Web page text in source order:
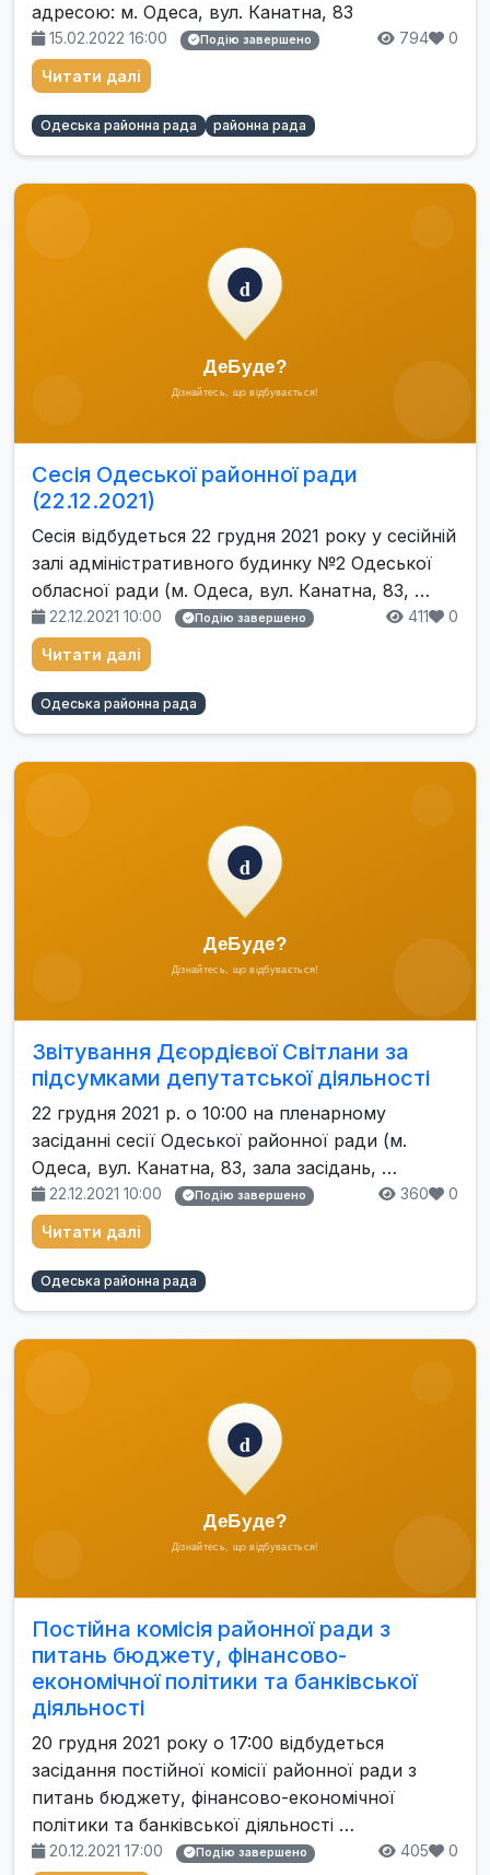
адресою: м. Одеса, вул. Канатна, 83
15.02.2022 16:00 Подію завершено 794 0
Читати далі
Одеська районна рада районна рада
Сесія Одеської районної ради
(22.12.2021)
Сесія відбудеться 22 грудня 2021 року у сесійній
залі адміністративного будинку №2 Одеської
обласної ради (м. Одеса, вул. Канатна, 83, …
22.12.2021 10:00 Подію завершено 411 0
Читати далі
Одеська районна рада
Звітування Дєордієвої Світлани за
підсумками депутатської діяльності
22 грудня 2021 р. о 10:00 на пленарному
засіданні сесії Одеської районної ради (м.
Одеса, вул. Канатна, 83, зала засідань, …
22.12.2021 10:00 Подію завершено 360 0
Читати далі
Одеська районна рада
Постійна комісія районної ради з
питань бюджету, фінансово-
економічної політики та банківської
діяльності
20 грудня 2021 року о 17:00 відбудеться
засідання постійної комісії районної ради з
питань бюджету, фінансово-економічної
політики та банківської діяльності …
20.12.2021 17:00 Подію завершено 405 0